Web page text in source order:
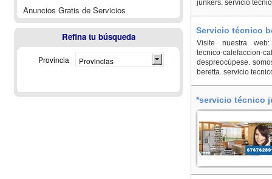
junkers. servicio
Servicio técnico
Visite nuestra web:
tecnico-
despreocúpese.
beretta. servicio
*servicio técnico
Anuncios Gratis de Servicios
Refina tu búsqueda
Provincia Provincias